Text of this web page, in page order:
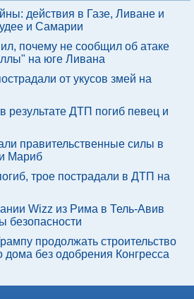
действия в Газе, Ливане и
и Самарии
почему не сообщил об атаке
на юге Ливана
от укусов змей на
результате ДТП погиб певец и
правительственные силы в
Мариб
трое пострадали в ДТП на
Wizz из Рима в Тель-Авив
безопасности
продолжать строительство
дома без одобрения Конгресса